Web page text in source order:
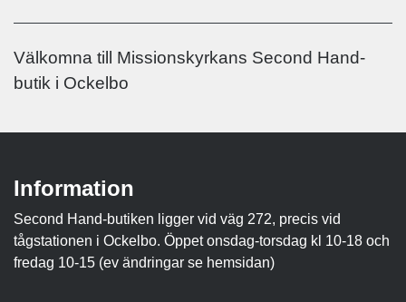
Välkomna till Missionskyrkans Second Hand-
butik i Ockelbo
Information
Second Hand-butiken ligger vid väg 272, precis vid
tågstationen i Ockelbo. Öppet onsdag-torsdag kl 10-18 och
fredag 10-15 (ev ändringar se hemsidan)